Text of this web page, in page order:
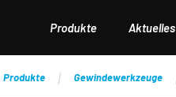
Produkte Aktuelles
Produkte Gewindewerkzeuge